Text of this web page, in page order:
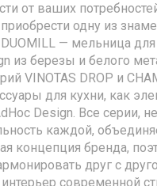
от ваших
одну из
— мельница
из березы и белого
VINOTAS DROP и
для кухни, как
Design. Все серии,
каждой,
концепция бренда,
друг с
современной